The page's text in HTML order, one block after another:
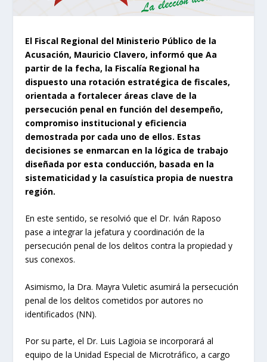
El Fiscal Regional del Ministerio Público de la
Acusación, Mauricio Clavero, informó que Aa
partir de la fecha, la Fiscalía Regional ha
dispuesto una rotación estratégica de fiscales,
orientada a fortalecer áreas clave de la
persecución penal en función del desempeño,
compromiso institucional y eficiencia
demostrada por cada uno de ellos. Estas
decisiones se enmarcan en la lógica de trabajo
diseñada por esta conducción, basada en la
sistematicidad y la casuística propia de nuestra
región.
En este sentido, se resolvió que el Dr. Iván Raposo
pase a integrar la jefatura y coordinación de la
persecución penal de los delitos contra la propiedad y
sus conexos.
Asimismo, la Dra. Mayra Vuletic asumirá la persecución
penal de los delitos cometidos por autores no
identificados (NN).
Por su parte, el Dr. Luis Lagioia se incorporará al
equipo de la Unidad Especial de Microtráfico, a cargo